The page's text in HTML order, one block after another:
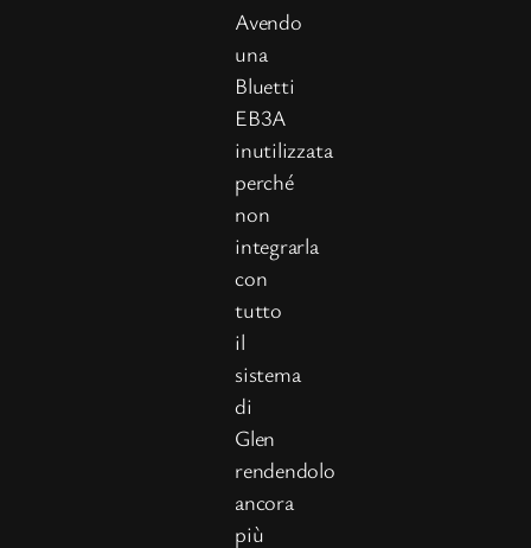
Avendo
una
Bluetti
EB3A
inutilizzata
perché
non
integrarla
con
tutto
il
sistema
di
Glen
rendendolo
ancora
più